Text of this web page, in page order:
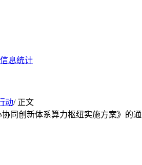
信息统计
动/ 正文
同创新体系算力枢纽实施方案》的通